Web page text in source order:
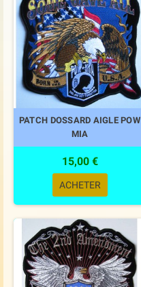
PATCH DOSSARD AIGLE POW
MIA
15,00 €
ACHETER